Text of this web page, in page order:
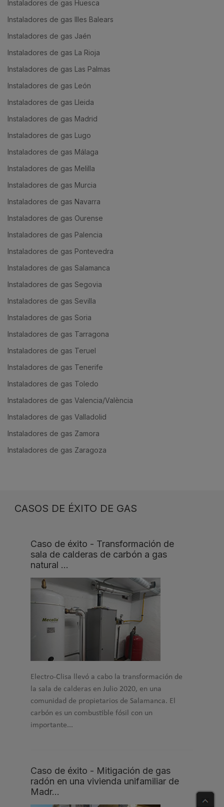
Instaladores de gas Huesca
Instaladores de gas Illes Balears
Instaladores de gas Jaén
Instaladores de gas La Rioja
Instaladores de gas Las Palmas
Instaladores de gas León
Instaladores de gas Lleida
Instaladores de gas Madrid
Instaladores de gas Lugo
Instaladores de gas Málaga
Instaladores de gas Melilla
Instaladores de gas Murcia
Instaladores de gas Navarra
Instaladores de gas Ourense
Instaladores de gas Palencia
Instaladores de gas Pontevedra
Instaladores de gas Salamanca
Instaladores de gas Segovia
Instaladores de gas Sevilla
Instaladores de gas Soria
Instaladores de gas Tarragona
Instaladores de gas Teruel
Instaladores de gas Tenerife
Instaladores de gas Toledo
Instaladores de gas Valencia/València
Instaladores de gas Valladolid
Instaladores de gas Zamora
Instaladores de gas Zaragoza
CASOS DE ÉXITO DE GAS
Caso de éxito - Transformación de
sala de calderas de carbón a gas
natural …
Electro-Clisa llevó a cabo la transformación de
la sala de calderas en Julio 2020, en una
comunidad de propietarios de Salamanca. El
carbón es un combustible fósil con un
importante...
Caso de éxito - Mitigación de gas
radón en una vivienda unifamiliar de
Madr…